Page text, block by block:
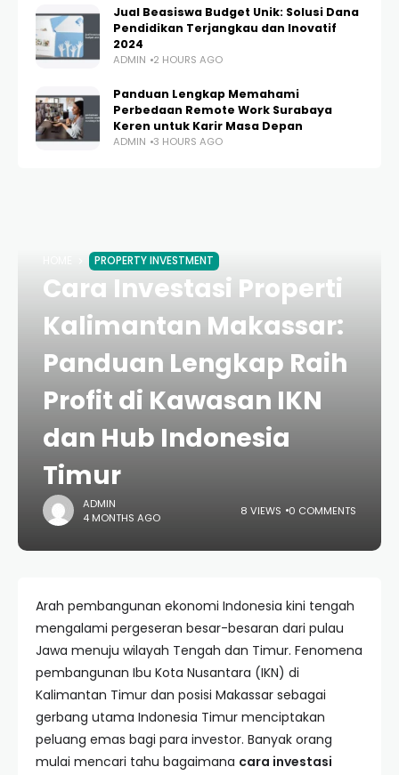
Jual Beasiswa Budget Unik: Solusi Dana
Pendidikan Terjangkau dan Inovatif
2024
ADMIN 2 HOURS AGO
Panduan Lengkap Memahami
Perbedaan Remote Work Surabaya
Keren untuk Karir Masa Depan
ADMIN 3 HOURS AGO
PROPERTY INVESTMENT
Cara Investasi Properti
Kalimantan Makassar:
Panduan Lengkap Raih
Profit di Kawasan IKN
dan Hub Indonesia
Timur
ADMIN
4 MONTHS AGO
8 VIEWS 0 COMMENTS
Arah pembangunan ekonomi Indonesia kini tengah
mengalami pergeseran besar-besaran dari pulau
Jawa menuju wilayah Tengah dan Timur. Fenomena
pembangunan Ibu Kota Nusantara (IKN) di
Kalimantan Timur dan posisi Makassar sebagai
gerbang utama Indonesia Timur menciptakan
peluang emas bagi para investor. Banyak orang
mulai mencari tahu bagaimana cara investasi